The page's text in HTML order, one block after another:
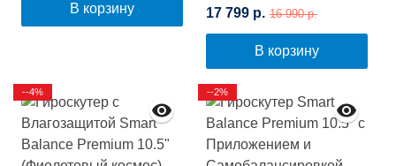
В корзину 17 799 р. 16 990 р.
В корзину
--4% --2%